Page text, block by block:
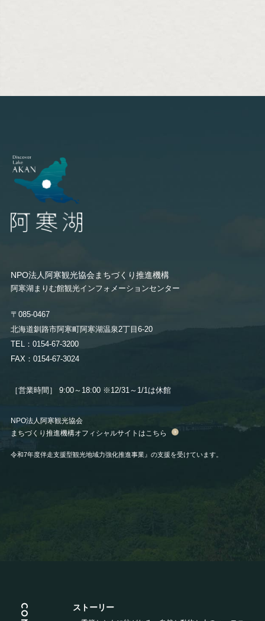
NPO法人阿寒観光協会まちづくり推進機構
阿寒湖まりむ館観光インフォメーションセンター
〒085-0467
北海道釧路市阿寒町阿寒湖温泉2丁目6-20
TEL：0154-67-3200
FAX：0154-67-3024
［営業時間］ 9:00～18:00 ※12/31～1/1は休館
NPO法人阿寒観光協会
まちづくり推進機構オフィシャルサイトはこちら
令和7年度伴走支援型観光地域力強化推進事業』の支援を受けています。
ストーリー